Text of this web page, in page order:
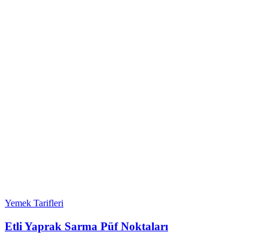
Yemek Tarifleri
Etli Yaprak Sarma Püf Noktaları